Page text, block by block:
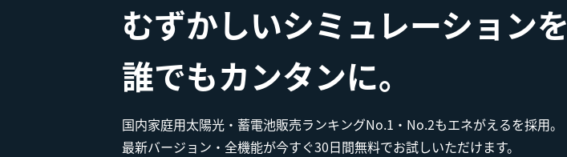
むずかしいシミュレーションを
誰でもカンタンに。
国内家庭用太陽光・蓄電池販売ランキングNo.1・No.2もエネがえるを採用。
最新バージョン・全機能が今すぐ30日間無料でお試しいただけます。